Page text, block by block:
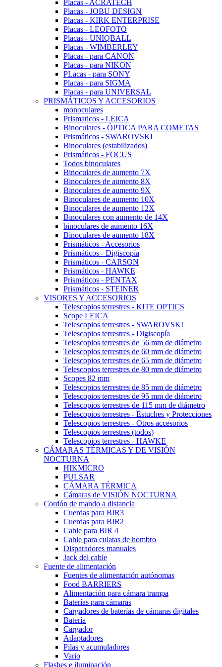
Placas - ACRATECH
Placas - JOBU DESIGN
Placas - KIRK ENTERPRISE
Placas - LEOFOTO
Placas - UNIQBALL
Placas - WIMBERLEY
Placas - para CANON
Placas - para NIKON
PLacas - para SONY
Placas - para SIGMA
Placas - para UNIVERSAL
PRISMÁTICOS Y ACCESORIOS
monoculares
Prismaticos - LEICA
Binoculares - ÓPTICA PARA COMETAS
Prismáticos - SWAROVSKI
Binoculares (estabilizados)
Prismáticos - FOCUS
Todos binoculares
Binoculares de aumento 7X
Binoculares de aumento 8X
Binoculares de aumento 9X
Binoculares de aumento 10X
Binoculares de aumento 12X
Binoculares con aumento de 14X
binoculares de aumento 16X
Binoculares de aumento 18X
Prismáticos - Accesorios
Prismáticos - Digiscopía
Prismáticos - CARSON
Prismáticos - HAWKE
Prismáticos - PENTAX
Prismáticos - STEINER
VISORES Y ACCESORIOS
Telescopios terrestres - KITE OPTICS
Scope LEICA
Telescopios terrestres - SWAROVSKI
Telescopios terrestres - Digiscopía
Telescopios terrestres de 56 mm de diámetro
Telescopios terrestres de 60 mm de diámetro
Telescopios terrestres de 65 mm de diámetro
Telescopios terrestres de 80 mm de diámetro
Scopes 82 mm
Telescopios terrestres de 85 mm de diámetro
Telescopios terrestres de 95 mm de diámetro
Telescopios terrestres de 115 mm de diámetro
Telescopios terrestres - Estuches y Protecciones
Telescopios terrestres - Otros accesorios
Telescopios terrestres (todos)
Telescopios terrestres - HAWKE
CÁMARAS TÉRMICAS Y DE VISIÓN
NOCTURNA
HIKMICRO
PULSAR
CÁMARA TÉRMICA
Cámaras de VISIÓN NOCTURNA
Cordón de mando a distancia
Cuerdas para BIR3
Cuerdas para BIR2
Cable para BIR 4
Cable para culatas de hombro
Disparadores manuales
Jack del cable
Fuente de alimentación
Fuentes de alimentación autónomas
Food BARRIERS
Alimentación para cámara trampa
Baterías para cámaras
Cargadores de baterías de cámaras digitales
Batería
Cargador
Adaptadores
Pilas y acumuladores
Vario
Flashes e iluminación